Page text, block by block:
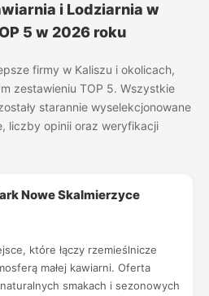
i Lodziarnia w
5 w 2026 roku
firmy w Kaliszu i okolicach,
zestawieniu TOP 5. Wszystkie
starannie wyselekcjonowane
liczby opinii oraz weryfikacji
Nowe Skalmierzyce
które łączy rzemieślnicze
małej kawiarni. Oferta
smakach i sezonowych